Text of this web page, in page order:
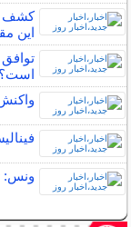
کشف
این
است؟
واکنش ۵۸۱ کلمه‌ای ترامپ به رای
ونس: